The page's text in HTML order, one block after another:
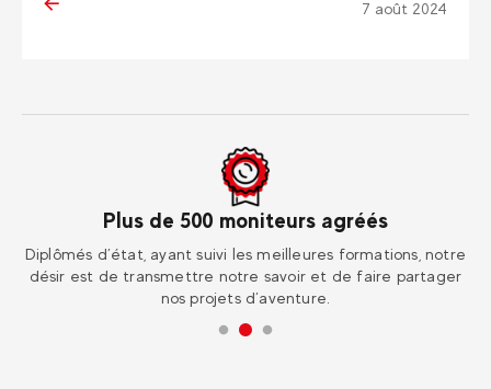
7 août 2024
agréés
meilleures formations, notre
savoir et de faire partager
Dans le
Rendez-vous dans une de nos
à l’étranger pour une